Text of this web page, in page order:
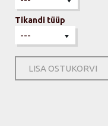
Tikandi tüüp
LISA OSTUKORVI